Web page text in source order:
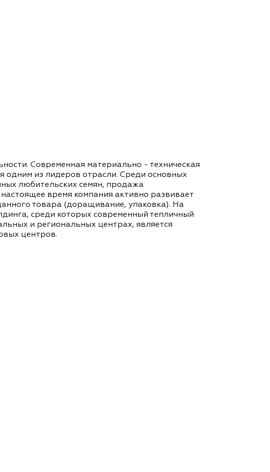
Современная материально - техническая
одним из лидеров отрасли. Среди основных
любительских семян, продажа
время компания активно развивает
товара (доращивание, упаковка). На
среди которых современный тепличный
и региональных центрах, является
центров.